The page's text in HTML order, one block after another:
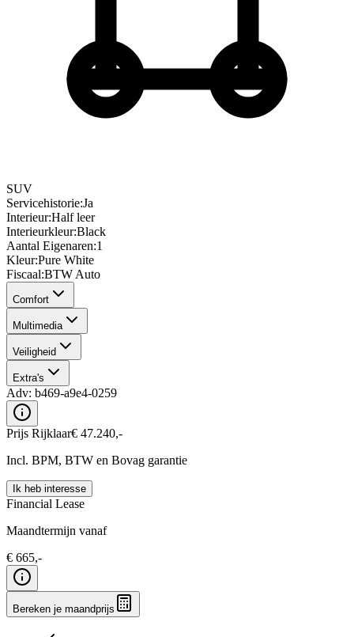
SUV
Servicehistorie:Ja
Interieur:Half leer
Interieurkleur:Black
Aantal Eigenaren:1
Kleur:Pure White
Fiscaal:BTW Auto
Comfort
Multimedia
Veiligheid
Extra's
Adv: b469-a9e4-0259
Prijs Rijklaar€ 47.240,-
Incl. BPM, BTW en Bovag garantie
Ik heb interesse
Financial Lease
Maandtermijn vanaf
€ 665,-
Bereken je maandprijs